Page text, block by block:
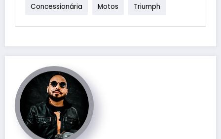
Concessionária Motos Triumph